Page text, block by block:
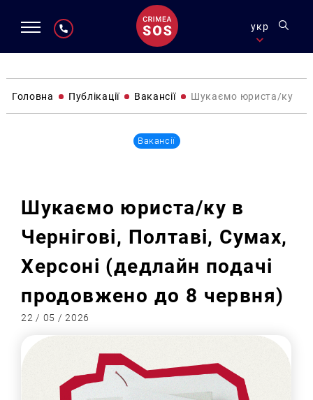
укр
Головна Публікації Вакансії Шукаємо юриста/ку в
Вакансії
Шукаємо юриста/ку в
Чернігові, Полтаві, Сумах,
Херсоні (дедлайн подачі
продовжено до 8 червня)
22 / 05 / 2026